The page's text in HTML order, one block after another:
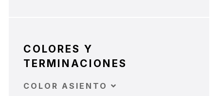
COLORES Y
TERMINACIONES
COLOR ASIENTO